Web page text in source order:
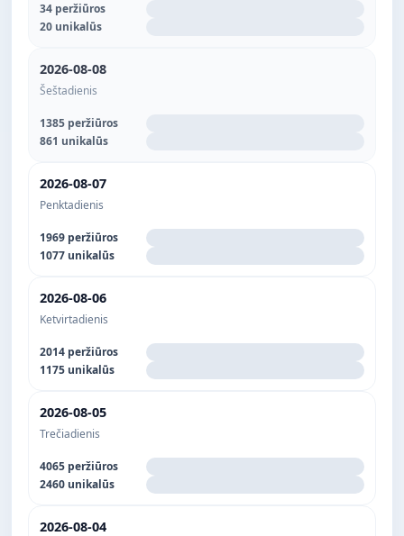
34 peržiūros
20 unikalūs
2026-08-08
Šeštadienis
1385 peržiūros
861 unikalūs
2026-08-07
Penktadienis
1969 peržiūros
1077 unikalūs
2026-08-06
Ketvirtadienis
2014 peržiūros
1175 unikalūs
2026-08-05
Trečiadienis
4065 peržiūros
2460 unikalūs
2026-08-04